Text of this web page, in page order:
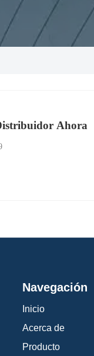
Ahora
Navegación
Inicio
Acerca de
Producto